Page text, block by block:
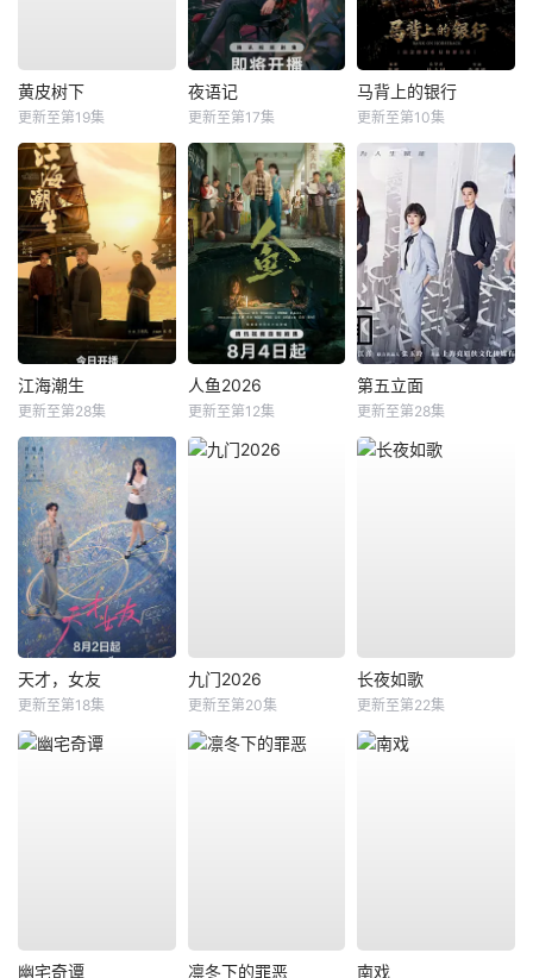
黄皮树下
更新至第19集
夜语记
更新至第17集
马背上的银行
更新至第10集
江海潮生
更新至第28集
人鱼2026
更新至第12集
第五立面
更新至第28集
天才，女友
更新至第18集
九门2026
更新至第20集
长夜如歌
更新至第22集
幽宅奇谭 凛冬下的罪恶 南戏